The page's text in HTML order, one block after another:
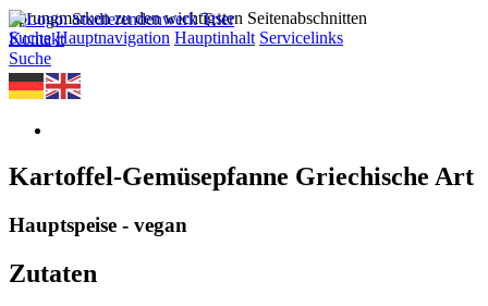
Sprungmarken zu den wichtigsten Seitenabschnitten
Suche Hauptnavigation Hauptinhalt Servicelinks
Kontakt
Suche
Kartoffel-Gemüsepfanne Griechische Art
Hauptspeise - vegan
Zutaten